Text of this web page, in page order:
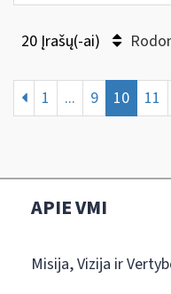
20 Įrašų(-ai)
1 ... 9 10 11
APIE VMI
Misija, Vizija ir